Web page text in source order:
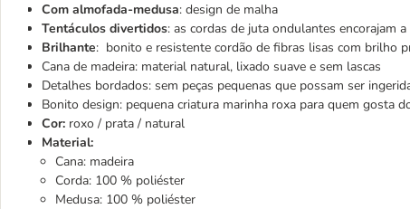
Com almofada-medusa: design de malha
Tentáculos divertidos: as cordas de juta ondulantes encorajam a
Brilhante: bonito e resistente cordão de fibras lisas com brilho
Cana de madeira: material natural, lixado suave e sem lascas
Detalhes bordados: sem peças pequenas que possam ser
Bonito design: pequena criatura marinha roxa para quem gosta
Cor: roxo / prata / natural
Material:
Cana: madeira
Corda: 100 % poliéster
Medusa: 100 % poliéster